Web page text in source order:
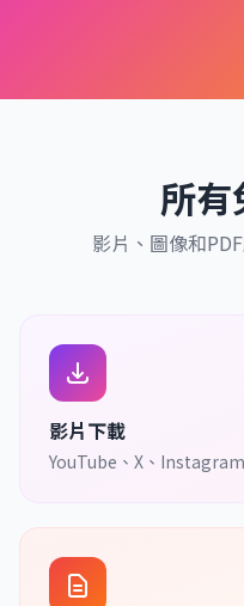
所有
影片、圖像和
影片下載
YouTube、X、